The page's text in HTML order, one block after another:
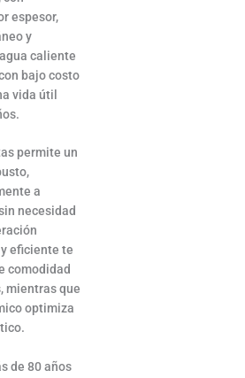
espesor,
y
caliente
bajo costo
vida útil
permite un
a
necesidad
eficiente te
comodidad
mientras que
optimiza
de 80 años